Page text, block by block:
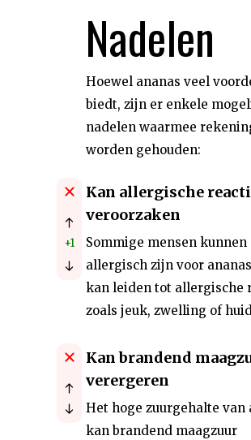
Nadelen
Hoewel ananas veel
biedt, zijn er enkele
nadelen waarmee
worden gehouden:
+1
Kan allergische
veroorzaken
Sommige mensen kunnen
allergisch zijn voor
kan leiden tot allergische
zoals jeuk, zwelling of
Kan brandend
verergeren
Het hoge zuurgehalte van
kan brandend maagzuur